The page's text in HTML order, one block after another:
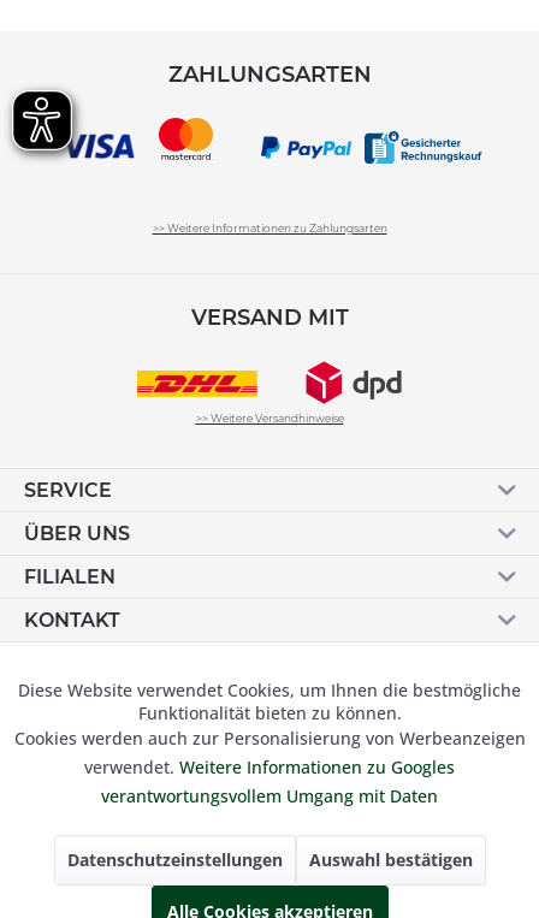
ZAHLUNGSARTEN
>> Weitere Informationen zu Zahlungsarten
VERSAND MIT
>> Weitere Versandhinweise
SERVICE
ÜBER UNS
FILIALEN
KONTAKT
© 2019 Besser Gehen Schockmann GmbH. Alle Preise inkl.
der gesetzl. MwSt und zzgl.Versandkosten.
Funktionale Aktiv
Marketing Inaktiv
Tracking Inaktiv
Personalisierung Inaktiv
Diese Website verwendet Cookies, um Ihnen die bestmögliche
Funktionalität bieten zu können.
Cookies werden auch zur Personalisierung von Werbeanzeigen
verwendet. Weitere Informationen zu Googles
verantwortungsvollem Umgang mit Daten
Datenschutzeinstellungen Auswahl bestätigen
Alle Cookies akzeptieren